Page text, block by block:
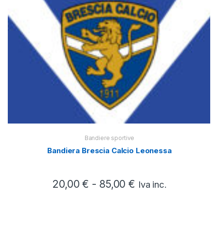
Bandiere sportive
Bandiera Brescia Calcio Leonessa
20,00€ - 85,00€Fascia di
Iva inc.